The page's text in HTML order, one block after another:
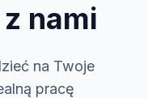
nami
na Twoje
pracę